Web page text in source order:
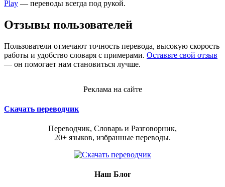
Play — переводы всегда под рукой.
Отзывы пользователей
Пользователи отмечают точность перевода, высокую скорость
работы и удобство словаря с примерами. Оставьте свой отзыв
— он помогает нам становиться лучше.
Реклама на сайте
Скачать переводчик
Переводчик, Словарь и Разговорник,
20+ языков, избранные переводы.
Наш Блог